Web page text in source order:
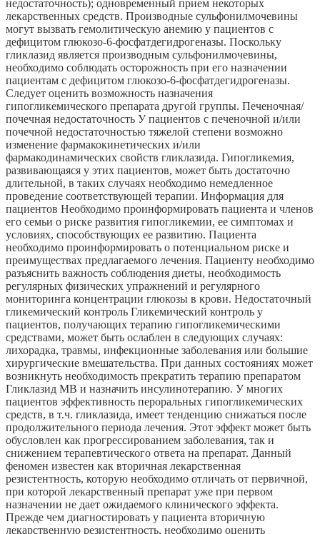
недостаточность); одновременный прием некоторых
лекарственных средств. Производные сульфонилмочевины
могут вызвать гемолитическую анемию у пациентов с
дефицитом глюкозо-6-фосфатдегидрогеназы. Поскольку
гликлазид является производным сульфонилмочевины,
необходимо соблюдать осторожность при его назначении
пациентам с дефицитом глюкозо-6-фосфатдегидрогеназы.
Следует оценить возможность назначения
гипогликемического препарата другой группы. Печеночная/
почечная недостаточность У пациентов с печеночной и/или
почечной недостаточностью тяжелой степени возможно
изменение фармакокинетических и/или
фармакодинамических свойств гликлазида. Гипогликемия,
развивающаяся у этих пациентов, может быть достаточно
длительной, в таких случаях необходимо немедленное
проведение соответствующей терапии. Информация для
пациентов Необходимо проинформировать пациента и членов
его семьи о риске развития гипогликемии, ее симптомах и
условиях, способствующих ее развитию. Пациента
необходимо проинформировать о потенциальном риске и
преимуществах предлагаемого лечения. Пациенту необходимо
разъяснить важность соблюдения диеты, необходимость
регулярных физических упражнений и регулярного
мониторинга концентрации глюкозы в крови. Недостаточный
гликемический контроль Гликемический контроль у
пациентов, получающих терапию гипогликемическими
средствами, может быть ослаблен в следующих случаях:
лихорадка, травмы, инфекционные заболевания или большие
хирургические вмешательства. При данных состояниях может
возникнуть необходимость прекратить терапию препаратом
Гликлазид МВ и назначить инсулинотерапию. У многих
пациентов эффективность пероральных гипогликемических
средств, в т.ч. гликлазида, имеет тенденцию снижаться после
продолжительного периода лечения. Этот эффект может быть
обусловлен как прогрессированием заболевания, так и
снижением терапевтического ответа на препарат. Данный
феномен известен как вторичная лекарственная
резистентность, которую необходимо отличать от первичной,
при которой лекарственный препарат уже при первом
назначении не дает ожидаемого клинического эффекта.
Прежде чем диагностировать у пациента вторичную
лекарственную резистентность, необходимо оценить